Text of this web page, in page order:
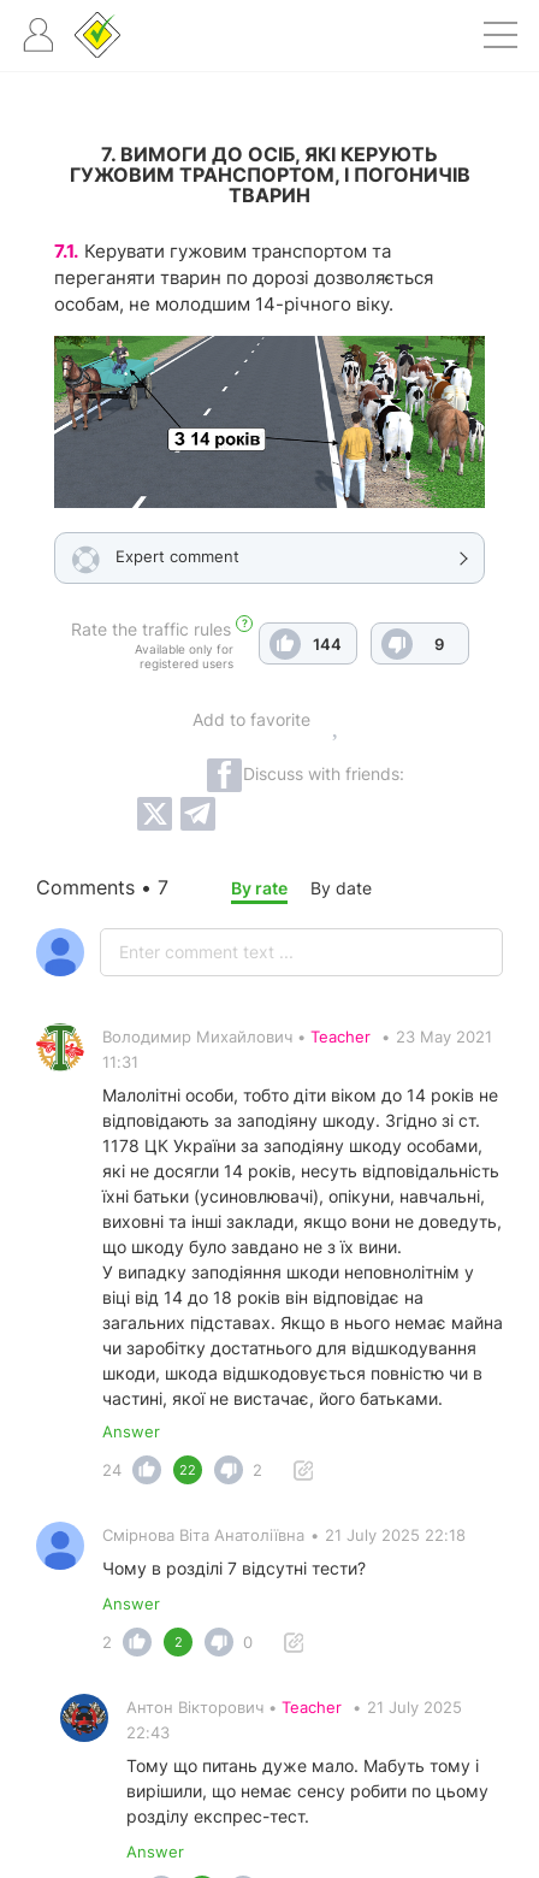
7. ВИМОГИ ДО ОСІБ, ЯКІ КЕРУЮТЬ
ГУЖОВИМ ТРАНСПОРТОМ, І ПОГОНИЧІВ
ТВАРИН
7.1. Керувати гужовим транспортом та
переганяти тварин по дорозі дозволяється
особам, не молодшим 14-річного віку.
Expert comment
Rate the traffic rules ?
Available only for
registered users
144 9
Add to favorite
Discuss with friends:
Comments • 7 By rate By date
Володимир Михайлович • Teacher • 23 May 2021
11:31
Малолітні особи, тобто діти віком до 14 років не
відповідають за заподіяну шкоду. Згідно зі ст.
1178 ЦК України за заподіяну шкоду особами,
які не досягли 14 років, несуть відповідальність
їхні батьки (усиновлювачі), опікуни, навчальні,
виховні та інші заклади, якщо вони не доведуть,
що шкоду було завдано не з їх вини.
У випадку заподіяння шкоди неповнолітнім у
віці від 14 до 18 років він відповідає на
загальних підставах. Якщо в нього немає майна
чи заробітку достатнього для відшкодування
шкоди, шкода відшкодовується повністю чи в
частині, якої не вистачає, його батьками.
Answer
24
22 2
Смірнова Віта Анатоліївна • 21 July 2025 22:18
Чому в розділі 7 відсутні тести?
Answer
2
2 0
Антон Вікторович • Teacher • 21 July 2025
22:43
Тому що питань дуже мало. Мабуть тому і
вирішили, що немає сенсу робити по цьому
розділу експрес-тест.
Answer